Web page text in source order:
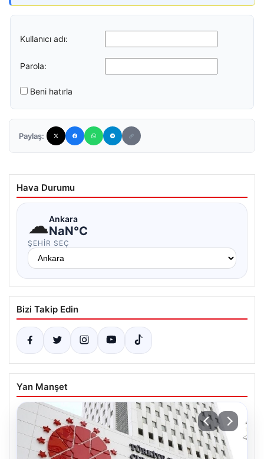
Kullanıcı adı:
Parola:
Beni hatırla
Paylaş:
Hava Durumu
☁Ankara
NaN°C
ŞEHIR SEÇ
Bizi Takip Edin
Yan Manşet